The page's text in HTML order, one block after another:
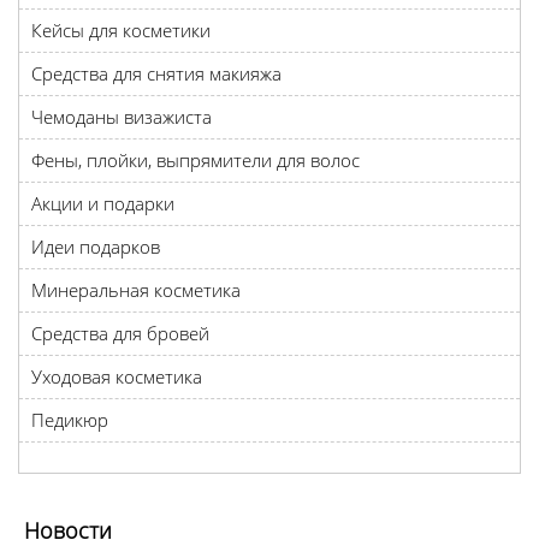
Кейсы для косметики
Средства для снятия макияжа
Чемоданы визажиста
Фены, плойки, выпрямители для волос
Акции и подарки
Идеи подарков
Минеральная косметика
Средства для бровей
Уходовая косметика
Педикюр
Новости